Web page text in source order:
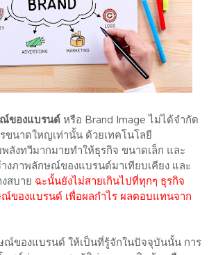
ณ์ของแบรนด์หรือ Brand Image ไม่ได้จำกัด
ขนาดใหญเท่านั้น ด้วยเทคโนโลยี
ลังทวีมากมายทำให้ธุรกิจ ขนาดเล็ก และ
งภาพลักษณ์ของแบรนด์มาเทียบเคียง และ
สบาย ฉะนั้นยังไม่สายเกินไปที่ทุกๆ ธุรกิจ
ของแบรนด์ เพื่อผลกำไร ผลตอบแทนจาก
ของแบรนด์ ให้เป็นที่รู้จักในปัจจุบันนั้น การ